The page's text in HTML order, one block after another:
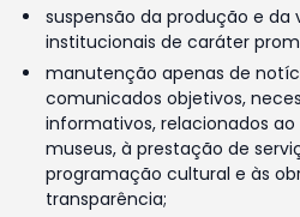
suspensão da produção e
institucionais de caráter
manutenção apenas de
comunicados objetivos,
informativos, relacionados
museus, à prestação de
programação cultural e às
transparência;